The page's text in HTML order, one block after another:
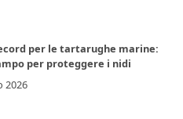
per le tartarughe marine:
per proteggere i nidi
2026